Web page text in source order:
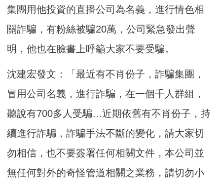
集團用他投資的直播公司為名義，進行情色相
關詐騙，有粉絲被騙20萬，公司緊急發出聲
明，他也在臉書上呼籲大家不要受騙。
沈建宏發文：「最近有不肖份子，詐騙集團，
冒用公司名義，進行詐騙，在一個千人群組，
聽說有700多人受騙…近期依舊有不肖份子，持
續進行詐騙，詐騙手法不斷的變化，請大家切
勿相信，也不要簽署任何相關文件，本公司並
無任何對外的奇怪管道相關之業務，請切勿小